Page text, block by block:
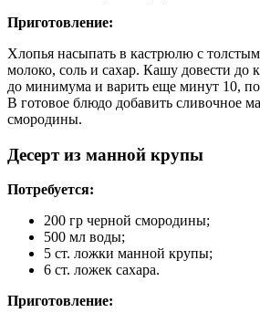
Приготовление:
Хлопья насыпать в кастрюлю с
молоко, соль и сахар. Кашу довести до
до минимума и варить еще минут 10,
В готовое блюдо добавить сливочное
смородины.
Десерт из манной крупы
Потребуется:
200 гр черной смородины;
500 мл воды;
5 ст. ложки манной крупы;
6 ст. ложек сахара.
Приготовление: